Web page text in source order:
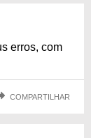
erros, com
COMPARTILHAR